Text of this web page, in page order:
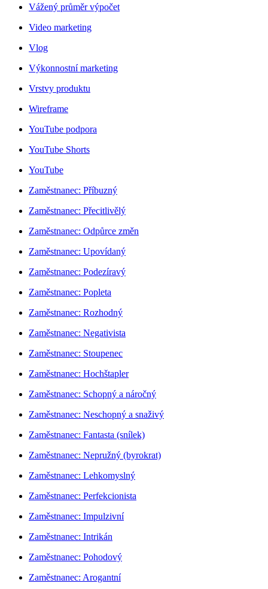
Vážený průměr výpočet
Video marketing
Vlog
Výkonnostní marketing
Vrstvy produktu
Wireframe
YouTube podpora
YouTube Shorts
YouTube
Zaměstnanec: Příbuzný
Zaměstnanec: Přecitlivělý
Zaměstnanec: Odpůrce změn
Zaměstnanec: Upovídaný
Zaměstnanec: Podezíravý
Zaměstnanec: Popleta
Zaměstnanec: Rozhodný
Zaměstnanec: Negativista
Zaměstnanec: Stoupenec
Zaměstnanec: Hochštapler
Zaměstnanec: Schopný a náročný
Zaměstnanec: Neschopný a snaživý
Zaměstnanec: Fantasta (snílek)
Zaměstnanec: Nepružný (byrokrat)
Zaměstnanec: Lehkomyslný
Zaměstnanec: Perfekcionista
Zaměstnanec: Impulzivní
Zaměstnanec: Intrikán
Zaměstnanec: Pohodový
Zaměstnanec: Arogantní